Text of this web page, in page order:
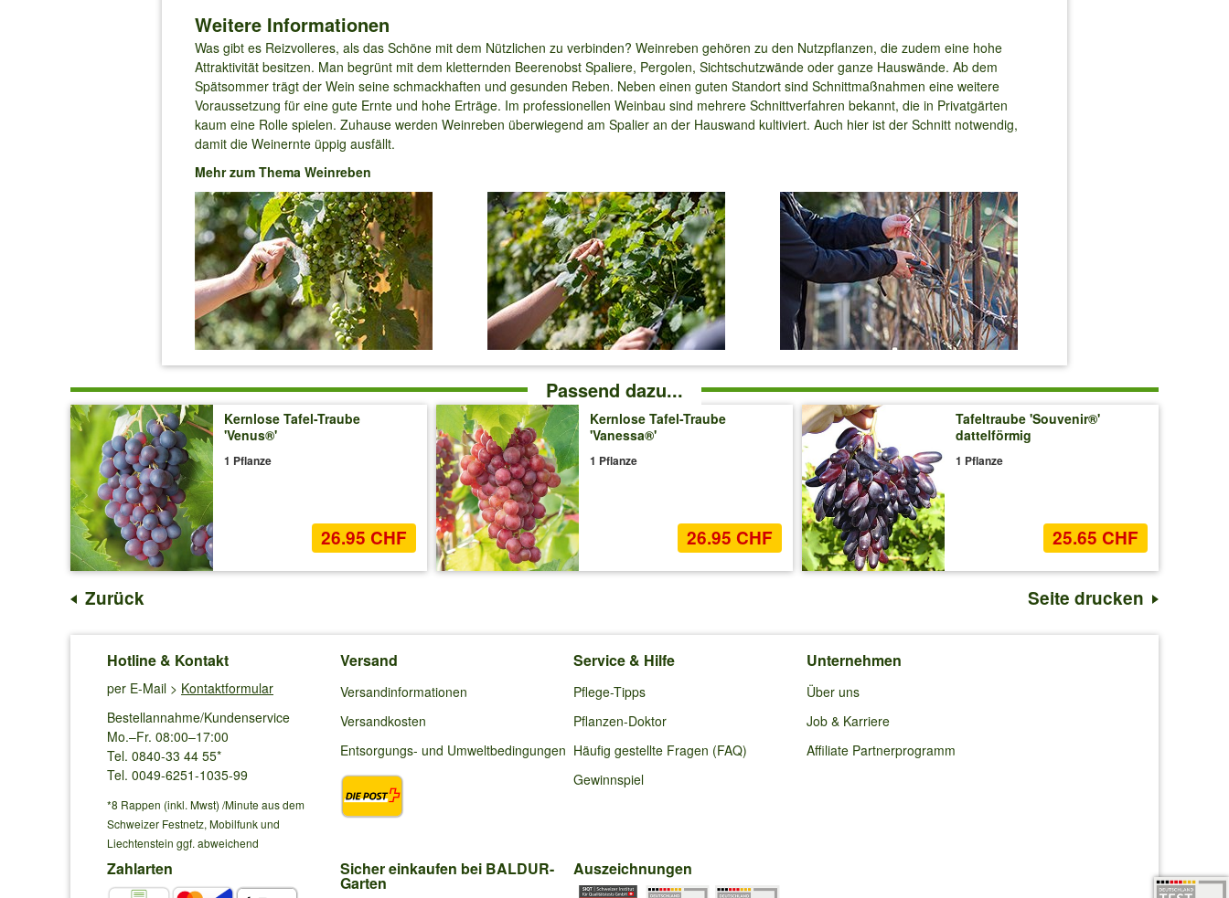
Weitere Informationen
Was gibt es Reizvolleres, als das Schöne mit dem Nützlichen zu verbinden? Weinreben gehören zu den Nutzpflanzen, die zudem eine hohe
Attraktivität besitzen. Man begrünt mit dem kletternden Beerenobst Spaliere, Pergolen, Sichtschutzwände oder ganze Hauswände. Ab dem
Spätsommer trägt der Wein seine schmackhaften und gesunden Reben. Neben einen guten Standort sind Schnittmaßnahmen eine weitere
Voraussetzung für eine gute Ernte und hohe Erträge. Im professionellen Weinbau sind mehrere Schnittverfahren bekannt, die in Privatgärten
kaum eine Rolle spielen. Zuhause werden Weinreben überwiegend am Spalier an der Hauswand kultiviert. Auch hier ist der Schnitt notwendig,
damit die Weinernte üppig ausfällt.
Mehr zum Thema Weinreben
Passend dazu...
Kernlose Tafel-Traube
'Venus®'
1 Pflanze
26.95 CHF
Kernlose Tafel-Traube
'Vanessa®'
1 Pflanze
26.95 CHF
Tafeltraube 'Souvenir®'
dattelförmig
1 Pflanze
25.65 CHF
Zurück Seite drucken
Hotline & Kontakt
per E-Mail > Kontaktformular
Bestellannahme/Kundenservice
Mo.–Fr. 08:00–17:00
Tel. 0840-33 44 55*
Tel. 0049-6251-1035-99
*8 Rappen (inkl. Mwst) /Minute aus dem
Schweizer Festnetz, Mobilfunk und
Liechtenstein ggf. abweichend
Versand
Versandinformationen
Versandkosten
Entsorgungs- und Umweltbedingungen
Service & Hilfe
Pflege-Tipps
Pflanzen-Doktor
Häufig gestellte Fragen (FAQ)
Gewinnspiel
Unternehmen
Über uns
Job & Karriere
Affiliate Partnerprogramm
Zahlarten Sicher einkaufen bei BALDUR-
Garten
Auszeichnungen